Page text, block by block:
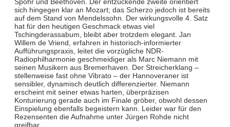
Spohr und Beethoven. Der entzückende zweite orientiert
sich hingegen klar an Mozart; das Scherzo jedoch ist bereits
auf dem Stand von Mendelssohn. Der wirkungsvolle 4. Satz
hat für den heutigen Geschmack etwas viel
Tschingderassabum, bleibt aber trotzdem elegant. Jan
Willem de Vriend, erfahren in historisch-informierter
Aufführungspraxis, leitet die vorzügliche NDR-
Radiophilharmonie geschmeidiger als Marc Niemann mit
seinen Musikern aus Bremerhaven. Der Streicherklang –
stellenweise fast ohne Vibrato – der Hannoveraner ist
sensibler, dynamisch deutlich differenzierter. Niemann
erscheint mit seiner etwas harten, überpräzisen
Konturierung gerade auch im Finale gröber, obwohl dessen
Einspielung ebenfalls begeistern kann. Leider war für den
Rezensenten die Aufnahme unter Jürgen Rohde nicht
greifbar.